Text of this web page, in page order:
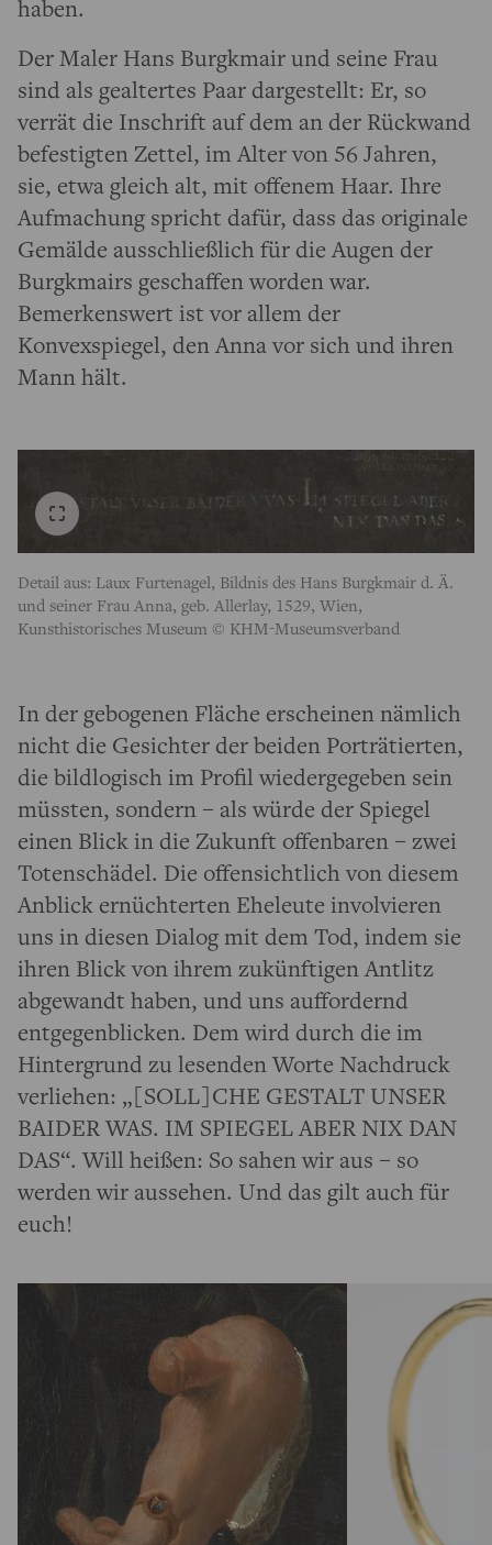
haben.
Der Maler Hans Burgkmair und seine Frau
sind als gealtertes Paar dargestellt: Er, so
verrät die Inschrift auf dem an der Rückwand
befestigten Zettel, im Alter von 56 Jahren,
sie, etwa gleich alt, mit offenem Haar. Ihre
Aufmachung spricht dafür, dass das originale
Gemälde ausschließlich für die Augen der
Burgkmairs geschaffen worden war.
Bemerkenswert ist vor allem der
Konvexspiegel, den Anna vor sich und ihren
Mann hält.
Detail aus: Laux Furtenagel, Bildnis des Hans Burgkmair d. Ä.
und seiner Frau Anna, geb. Allerlay, 1529, Wien,
Kunsthistorisches Museum © KHM-Museumsverband
In der gebogenen Fläche erscheinen nämlich
nicht die Gesichter der beiden Porträtierten,
die bildlogisch im Profil wiedergegeben sein
müssten, sondern – als würde der Spiegel
einen Blick in die Zukunft offenbaren – zwei
Totenschädel. Die offensichtlich von diesem
Anblick ernüchterten Eheleute involvieren
uns in diesen Dialog mit dem Tod, indem sie
ihren Blick von ihrem zukünftigen Antlitz
abgewandt haben, und uns auffordernd
entgegenblicken. Dem wird durch die im
Hintergrund zu lesenden Worte Nachdruck
verliehen: „[SOLL]CHE GESTALT UNSER
BAIDER WAS. IM SPIEGEL ABER NIX DAN
DAS“. Will heißen: So sahen wir aus – so
werden wir aussehen. Und das gilt auch für
euch!